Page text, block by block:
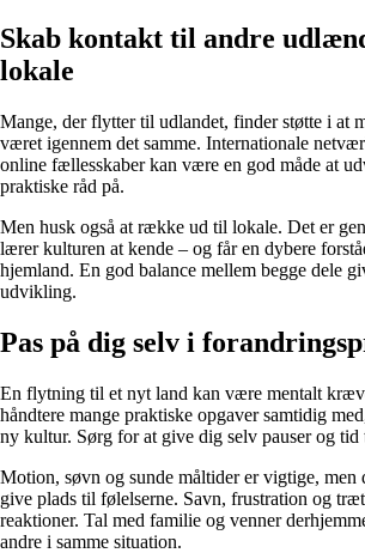
Skab kontakt til andre
lokale
Mange, der flytter til udlandet, finder støtte i at
været igennem det samme. Internationale
online fællesskaber kan være en god måde at
praktiske råd på.
Men husk også at række ud til lokale. Det er
lærer kulturen at kende – og får en dybere
hjemland. En god balance mellem begge dele
udvikling.
Pas på dig selv i
En flytning til et nyt land kan være mentalt
håndtere mange praktiske opgaver samtidig
ny kultur. Sørg for at give dig selv pauser og tid
Motion, søvn og sunde måltider er vigtige, men
give plads til følelserne. Savn, frustration og
reaktioner. Tal med familie og venner
andre i samme situation.